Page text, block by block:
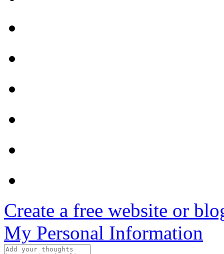
Create a free website or
My Personal Information